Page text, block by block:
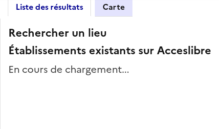
Liste des résultats Carte
Rechercher un lieu
Établissements existants sur Acceslibre
En cours de chargement...